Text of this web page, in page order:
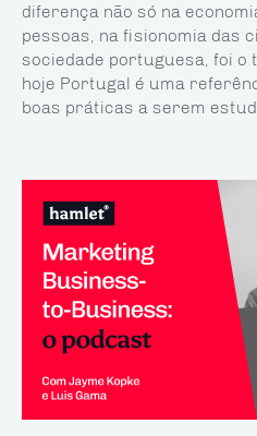
diferença não só na
pessoas, na fisionomia das
sociedade portuguesa, foi o
hoje Portugal é uma
boas práticas a serem